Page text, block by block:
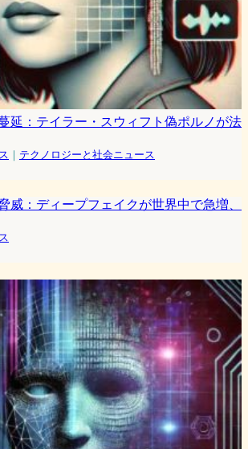
延：テイラー・スウィフト偽ポルノが法
｜ テクノロジーと社会ニュース
威：ディープフェイクが世界中で急増、